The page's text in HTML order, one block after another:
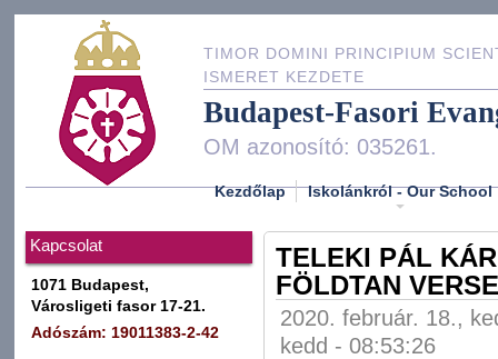
TIMOR DOMINI PRINCIPIUM
ISMERET KEZDETE
Budapest-Fasori
OM azonosító: 035261.
Kezdőlap Iskolánkról - Our School
Kapcsolat
1071 Budapest,
Városligeti fasor 17-21.
Adószám: 19011383-2-42
TELEKI PÁL
FÖLDTAN
2020. február. 18.,
kedd - 08:53:26